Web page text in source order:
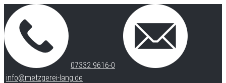
07332 9616-0
info@metzgerei-lang.de